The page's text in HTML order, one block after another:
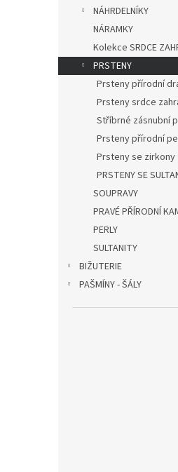
NÁHRDELNÍKY
NÁRAMKY
Kolekce SRDCE
PRSTENY
Prsteny přírodní
Prsteny srdce
Stříbrné zásnubní
Prsteny přírodní
Prsteny se zirkony
PRSTENY SE
SOUPRAVY
PRAVÉ PŘÍRODNÍ
PERLY
SULTANITY
BIŽUTERIE
PAŠMÍNY - ŠÁLY